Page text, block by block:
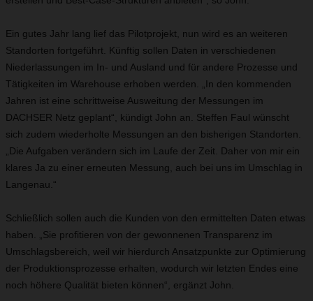
Ein gutes Jahr lang lief das Pilotprojekt, nun wird es an weiteren
Standorten fortgeführt. Künftig sollen Daten in verschiedenen
Niederlassungen im In- und Ausland und für andere Prozesse und
Tätigkeiten im Warehouse erhoben werden. „In den kommenden
Jahren ist eine schrittweise Ausweitung der Messungen im
DACHSER Netz geplant“, kündigt John an. Steffen Faul wünscht
sich zudem wiederholte Messungen an den bisherigen Standorten.
„Die Aufgaben verändern sich im Laufe der Zeit. Daher von mir ein
klares Ja zu einer erneuten Messung, auch bei uns im Umschlag in
Langenau.“
Schließlich sollen auch die Kunden von den ermittelten Daten etwas
haben. „Sie profitieren von der gewonnenen Transparenz im
Umschlagsbereich, weil wir hierdurch Ansatzpunkte zur Optimierung
der Produktionsprozesse erhalten, wodurch wir letzten Endes eine
noch höhere Qualität bieten können“, ergänzt John.